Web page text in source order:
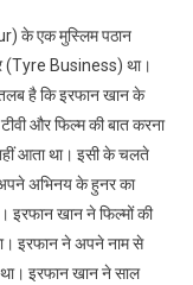
के एक मुस्लिम पठान
(Tyre Business) था।
है कि इरफान खान के
और फिल्म की बात करना
नहीं आता था। इसी के चलते
अभिनय के हुनर का
इरफान खान ने फिल्मों की
इरफान ने अपने नाम से
इरफान खान ने साल